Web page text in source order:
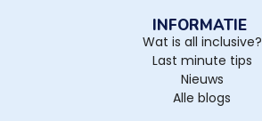
INFORMATIE
Wat is all inclusive?
Last minute tips
Nieuws
Alle blogs